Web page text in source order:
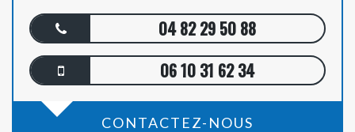
04 82 29 50 88
06 10 31 62 34
CONTACTEZ-NOUS